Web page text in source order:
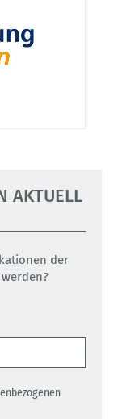
AKTUELL
der